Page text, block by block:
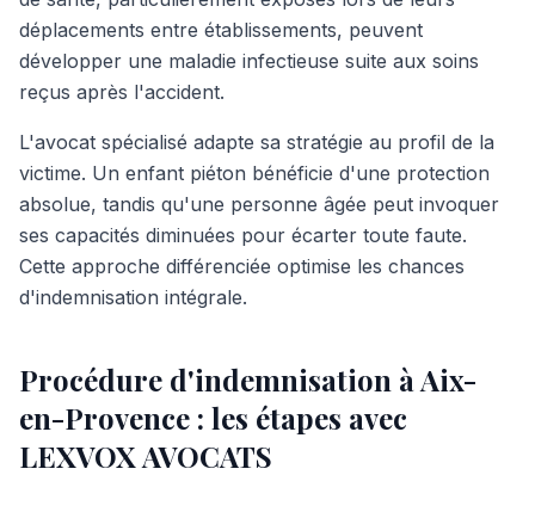
déplacements entre établissements, peuvent
développer une maladie infectieuse suite aux soins
reçus après l'accident.
L'avocat spécialisé adapte sa stratégie au profil de la
victime. Un enfant piéton bénéficie d'une protection
absolue, tandis qu'une personne âgée peut invoquer
ses capacités diminuées pour écarter toute faute.
Cette approche différenciée optimise les chances
d'indemnisation intégrale.
Procédure d'indemnisation à Aix-
en-Provence : les étapes avec
LEXVOX AVOCATS